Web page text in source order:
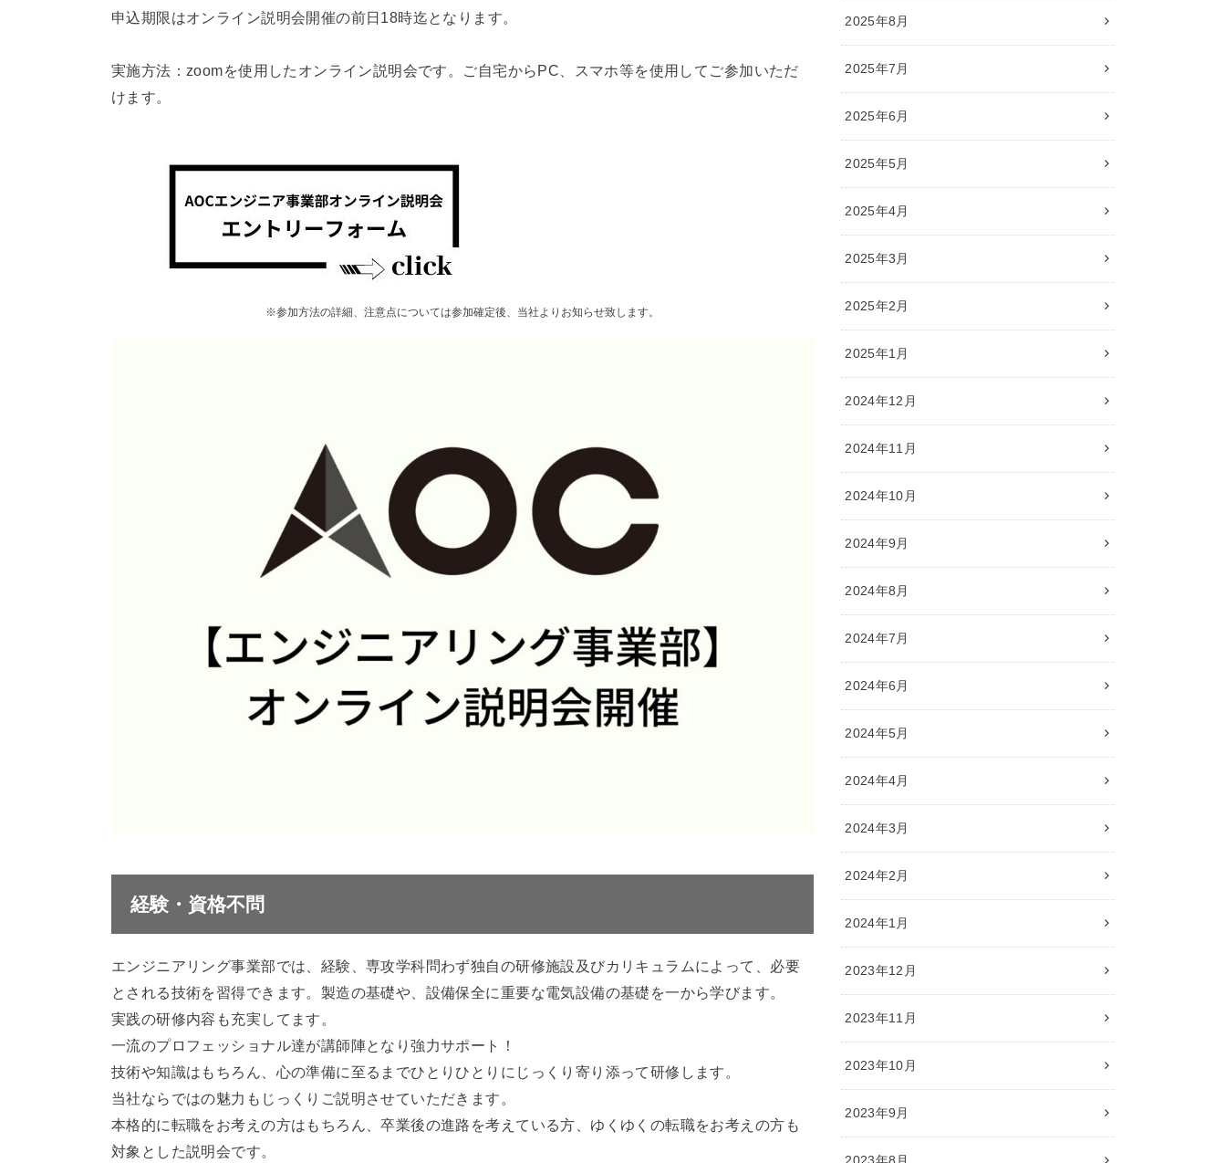
申込期限はオンライン説明会開催の前日18時迄となります。
実施方法：zoomを使用したオンライン説明会です。ご自宅からPC、スマホ等を使用してご参加いただ
けます。
※参加方法の詳細、注意点については参加確定後、当社よりお知らせ致します。
経験・資格不問
エンジニアリング事業部では、経験、専攻学科問わず独自の研修施設及びカリキュラムによって、必要
とされる技術を習得できます。製造の基礎や、設備保全に重要な電気設備の基礎を一から学びます。
実践の研修内容も充実してます。
一流のプロフェッショナル達が講師陣となり強力サポート！
技術や知識はもちろん、心の準備に至るまでひとりひとりにじっくり寄り添って研修します。
当社ならではの魅力もじっくりご説明させていただきます。
本格的に転職をお考えの方はもちろん、卒業後の進路を考えている方、ゆくゆくの転職をお考えの方も
対象とした説明会です。
2025年8月
2025年7月
2025年6月
2025年5月
2025年4月
2025年3月
2025年2月
2025年1月
2024年12月
2024年11月
2024年10月
2024年9月
2024年8月
2024年7月
2024年6月
2024年5月
2024年4月
2024年3月
2024年2月
2024年1月
2023年12月
2023年11月
2023年10月
2023年9月
2023年8月